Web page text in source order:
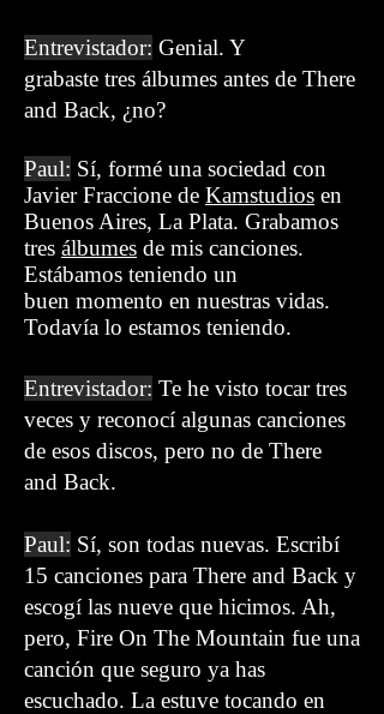
Entrevistador: Genial. Y
grabaste tres álbumes antes de There
and Back, ¿no?
Paul: Sí, formé una sociedad con
Javier Fraccione de Kamstudios en
Buenos Aires, La Plata. Grabamos
tres álbumes de mis canciones.
Estábamos teniendo un
buen momento en nuestras vidas.
Todavía lo estamos teniendo.
Entrevistador: Te he visto tocar tres
veces y reconocí algunas canciones
de esos discos, pero no de There
and Back.
Paul: Sí, son todas nuevas. Escribí
15 canciones para There and Back y
escogí las nueve que hicimos. Ah,
pero, Fire On The Mountain fue una
canción que seguro ya has
escuchado. La estuve tocando en